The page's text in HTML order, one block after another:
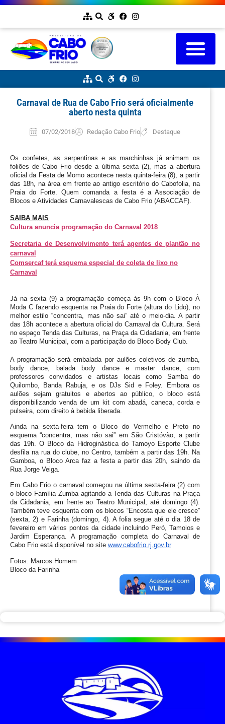
Carnaval de Rua de Cabo Frio será oficialmente
aberto nesta quinta
07/02/2018 Redação Cabo Frio Destaque
Os confetes, as serpentinas e as marchinhas já animam os
foliões de Cabo Frio desde a última sexta (2), mas a abertura
oficial da Festa de Momo acontece nesta quinta-feira (8), a partir
das 18h, na área em frente ao antigo escritório do Cabofolia, na
Praia do Forte. Quem comanda a festa é a Associação de
Blocos e Atividades Carnavalescas de Cabo Frio (ABACCAF).
SAIBA MAIS
Cultura anuncia programação do Carnaval 2018
Secretaria de Desenvolvimento terá agentes de plantão no
carnaval
Comsercaf terá esquema especial de coleta de lixo no
Carnaval
Já na sexta (9) a programação começa às 9h com o Bloco À
Moda C fazendo esquenta na Praia do Forte (altura do Lido), no
melhor estilo “concentra, mas não sai” até o meio-dia. A partir
das 18h acontece a abertura oficial do Carnaval da Cultura. Será
no espaço Tenda das Culturas, na Praça da Cidadania, em frente
ao Teatro Municipal, com a participação do Bloco Body Club.
A programação será embalada por aulões coletivos de zumba,
body dance, balada body dance e master dance, com
professores convidados e artistas locais como Samba do
Quilombo, Banda Rabuja, e os DJs Sid e Foley. Embora os
aulões sejam gratuitos e abertos ao público, o bloco está
disponibilizando venda de um kit com abadá, caneca, corda e
pulseira, com direito à bebida liberada.
Ainda na sexta-feira tem o Bloco do Vermelho e Preto no
esquema “concentra, mas não sai” em São Cristóvão, a partir
das 19h. O Bloco da Hidroginástica do Tamoyo Esporte Clube
desfila na rua do clube, no Centro, também a partir das 19h. Na
Gamboa, o Bloco Arca faz a festa a partir das 20h, saindo da
Rua Jorge Veiga.
Em Cabo Frio o carnaval começou na última sexta-feira (2) com
o bloco Família Zumba agitando a Tenda das Culturas na Praça
da Cidadania, em frente ao Teatro Municipal, até domingo (4).
Também teve esquenta com os blocos “Encosta que ele cresce”
(sexta, 2) e Farinha (domingo, 4). A folia segue até o dia 18 de
fevereiro em vários pontos da cidade incluindo Peró, Tamoios e
Jardim Esperança. A programação completa do Carnaval de
Cabo Frio está disponível no site www.cabofrio.rj.gov.br
Fotos: Marcos Homem
Bloco da Farinha